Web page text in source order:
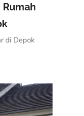
Rumah
di Depok